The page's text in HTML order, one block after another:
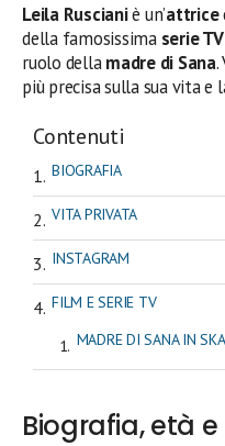
Leila Ruscianiè un’attrice
della famosissima serie
ruolo dellamadre di Sana.
più precisa sulla sua vita e
Contenuti
BIOGRAFIA
VITA PRIVATA
INSTAGRAM
FILM E SERIE TV
MADRE DI SANA IN
Biografia, età